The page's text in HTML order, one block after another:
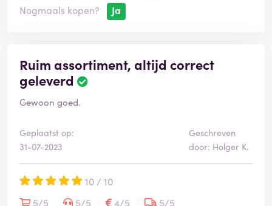
Nogmaals kopen?
Ja
Ruim assortiment, altijd correct
geleverd
Gewoon goed.
Geplaatst op:
31-07-2023
Geschreven
door: Holger K.
10 / 10
5/5
5/5 4/5
5/5